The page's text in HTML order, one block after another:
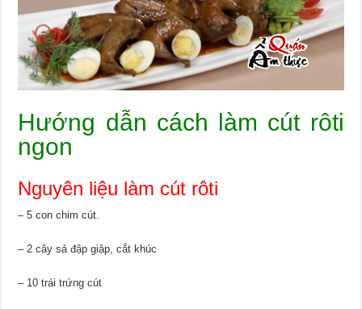
Hướng dẫn cách làm cút rôti
ngon
Nguyên liệu làm cút rôti
– 5 con chim cút.
– 2 cây sả đập giập, cắt khúc
– 10 trái trứng cút